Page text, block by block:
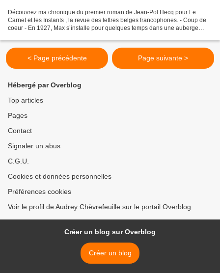
Découvrez ma chronique du premier roman de Jean-Pol Hecq pour Le
Carnet et les Instants , la revue des lettres belges francophones. - Coup de
coeur - En 1927, Max s’installe pour quelques temps dans une auberge
< Page précédente Page suivante >
Hébergé par Overblog
Top articles
Pages
Contact
Signaler un abus
C.G.U.
Cookies et données personnelles
Préférences cookies
Voir le profil de Audrey Chèvrefeuille sur le portail Overblog
Créer un blog sur Overblog
Créer un blog